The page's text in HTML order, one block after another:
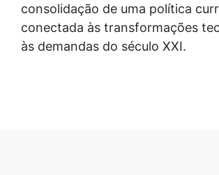
consolidação de uma política
conectada às transformações
às demandas do século XXI.